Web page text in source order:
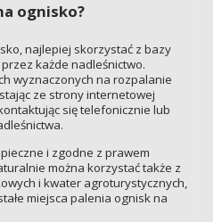
ognisko?
najlepiej skorzystać z bazy
każde nadleśnictwo.
wyznaczonych na rozpalanie
ze strony internetowej
się telefonicznie lub
i zgodne z prawem
można korzystać także z
i kwater agroturystycznych,
miejsca palenia ognisk na